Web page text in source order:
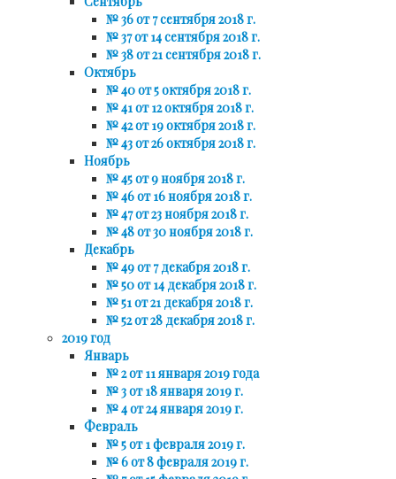
№ 36 от 7 сентября 2018 г.
№ 37 от 14 сентября 2018 г.
№ 38 от 21 сентября 2018 г.
Октябрь
№ 40 от 5 октября 2018 г.
№ 41 от 12 октября 2018 г.
№ 42 от 19 октября 2018 г.
№ 43 от 26 октября 2018 г.
Ноябрь
№ 45 от 9 ноября 2018 г.
№ 46 от 16 ноября 2018 г.
№ 47 от 23 ноября 2018 г.
№ 48 от 30 ноября 2018 г.
Декабрь
№ 49 от 7 декабря 2018 г.
№ 50 от 14 декабря 2018 г.
№ 51 от 21 декабря 2018 г.
№ 52 от 28 декабря 2018 г.
2019 год
Январь
№ 2 от 11 января 2019 года
№ 3 от 18 января 2019 г.
№ 4 от 24 января 2019 г.
Февраль
№ 5 от 1 февраля 2019 г.
№ 6 от 8 февраля 2019 г.